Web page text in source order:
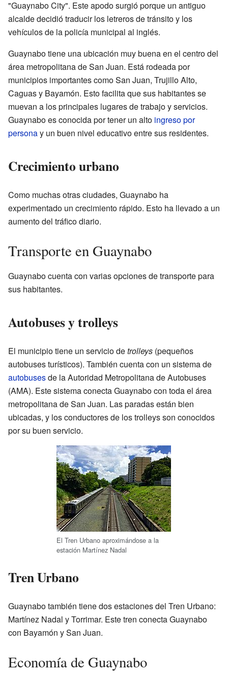
"Guaynabo City". Este apodo surgió porque un antiguo
alcalde decidió traducir los letreros de tránsito y los
vehículos de la policía municipal al inglés.
Guaynabo tiene una ubicación muy buena en el centro del
área metropolitana de San Juan. Está rodeada por
municipios importantes como San Juan, Trujillo Alto,
Caguas y Bayamón. Esto facilita que sus habitantes se
muevan a los principales lugares de trabajo y servicios.
Guaynabo es conocida por tener un alto ingreso por
personay un buen nivel educativo entre sus residentes.
Crecimiento urbano
Como muchas otras ciudades, Guaynabo ha
experimentado un crecimiento rápido. Esto ha llevado a un
aumento del tráfico diario.
Transporte en Guaynabo
Guaynabo cuenta con varias opciones de transporte para
sus habitantes.
Autobuses y trolleys
El municipio tiene un servicio detrolleys (pequeños
autobuses turísticos). También cuenta con un sistema de
autobusesde la Autoridad Metropolitana de Autobuses
(AMA). Este sistema conecta Guaynabo con toda el área
metropolitana de San Juan. Las paradas están bien
ubicadas, y los conductores de los trolleys son conocidos
por su buen servicio.
El Tren Urbano aproximándose a la
estación Martínez Nadal
Tren Urbano
Guaynabo también tiene dos estaciones del Tren Urbano:
Martínez Nadal y Torrimar. Este tren conecta Guaynabo
con Bayamón y San Juan.
Economía de Guaynabo